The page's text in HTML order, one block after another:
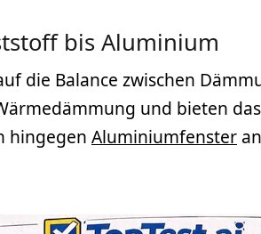
bis Aluminium
die Balance zwischen
und bieten
hingegen Aluminiumfenster